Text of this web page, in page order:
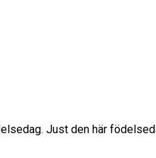
Just den här